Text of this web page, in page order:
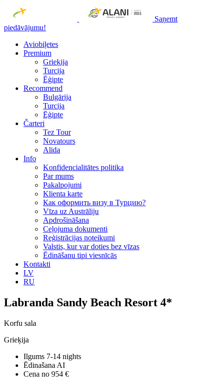
Saņemt
piedāvājumu!
Aviobiļetes
Premium
Grieķija
Turcija
Ēģipte
Recommend
Bulgārija
Turcija
Ēģipte
Čarteri
Tez Tour
Novatours
Alida
Info
Konfidencialitātes politika
Par mums
Рakalpojumi
Klienta karte
Как оформить визу в Турцию?
Vīza uz Austrāliju
Apdrošināšana
Ceļojuma dokumenti
Reģistrācijas noteikumi
Valstis, kur var doties bez vīzas
Ēdināšanu tipi viesnīcās
Kontakti
LV
RU
Labranda Sandy Beach Resort 4*
Korfu sala
Grieķija
Ilgums 7-14 nights
Ēdinašana AI
Cena no 954 €